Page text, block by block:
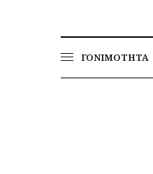
ΓΟΝΙΜΟΤΗΤΑ